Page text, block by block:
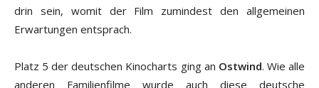
drin sein, womit der Film zumindest den allgemeinen
Erwartungen entsprach.
Platz 5 der deutschen Kinocharts ging an Ostwind. Wie alle
anderen Familienfilme wurde auch diese deutsche